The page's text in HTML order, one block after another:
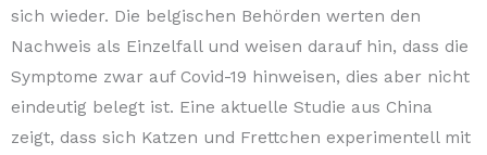
sich wieder. Die belgischen Behörden werten den
Nachweis als Einzelfall und weisen darauf hin, dass die
Symptome zwar auf Covid-19 hinweisen, dies aber nicht
eindeutig belegt ist. Eine aktuelle Studie aus China
zeigt, dass sich Katzen und Frettchen experimentell mit